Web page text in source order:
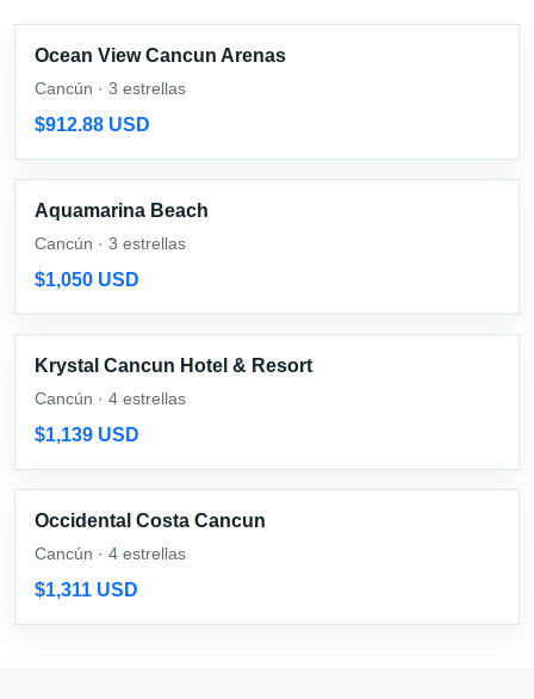
Ocean View Cancun Arenas
Cancún · 3 estrellas
$912.88 USD
Aquamarina Beach
Cancún · 3 estrellas
$1,050 USD
Krystal Cancun Hotel & Resort
Cancún · 4 estrellas
$1,139 USD
Occidental Costa Cancun
Cancún · 4 estrellas
$1,311 USD